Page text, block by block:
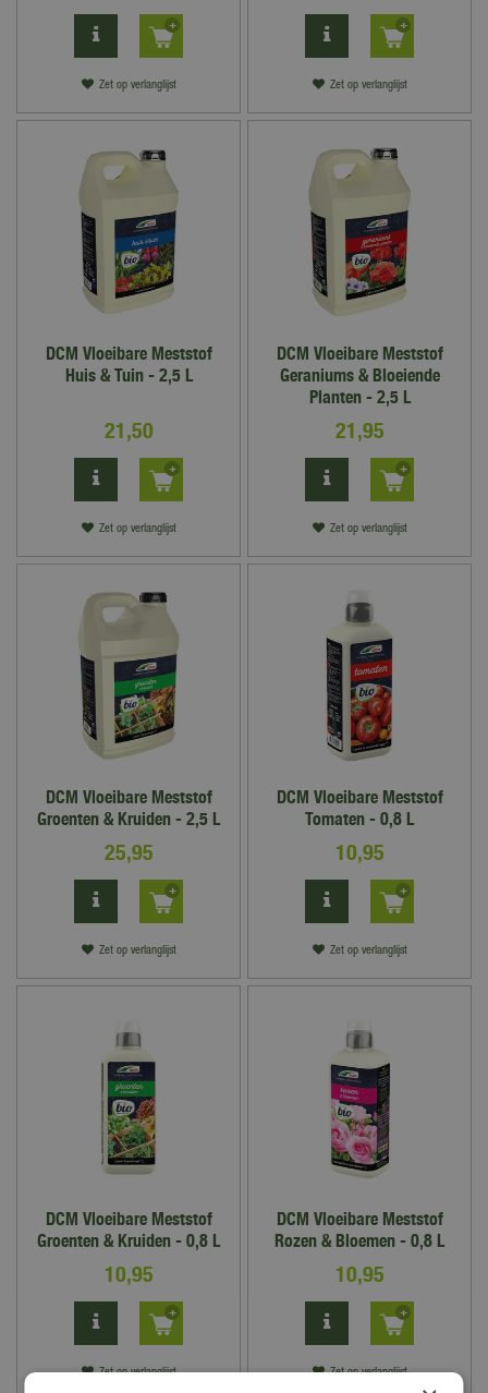
Zet op verlanglijst Zet op verlanglijst
DCM Vloeibare Meststof
Huis & Tuin - 2,5 L
21,50
Zet op verlanglijst
DCM Vloeibare Meststof
Geraniums & Bloeiende
Planten - 2,5 L
21,95
Zet op verlanglijst
DCM Vloeibare Meststof
Groenten & Kruiden - 2,5 L
25,95
Zet op verlanglijst
DCM Vloeibare Meststof
Tomaten - 0,8 L
10,95
Zet op verlanglijst
DCM Vloeibare Meststof
Groenten & Kruiden - 0,8 L
10,95
Zet op verlanglijst
DCM Vloeibare Meststof
Rozen & Bloemen - 0,8 L
10,95
Zet op verlanglijst